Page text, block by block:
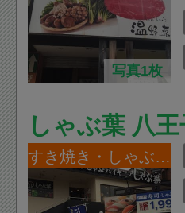
写真1枚
しゃぶ葉 八
すき焼き・しゃぶしゃぶ